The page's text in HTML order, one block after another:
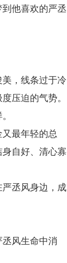
他喜欢的严丞
，线条过于冷
压迫的气势。
最年轻的总
自好、清心寡
丞风身边，成
风生命中消